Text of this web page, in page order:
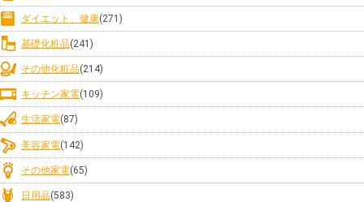
ダイエット、健康(271)
基礎化粧品(241)
その他化粧品(214)
キッチン家電(109)
生活家電(87)
美容家電(142)
その他家電(65)
日用品(583)